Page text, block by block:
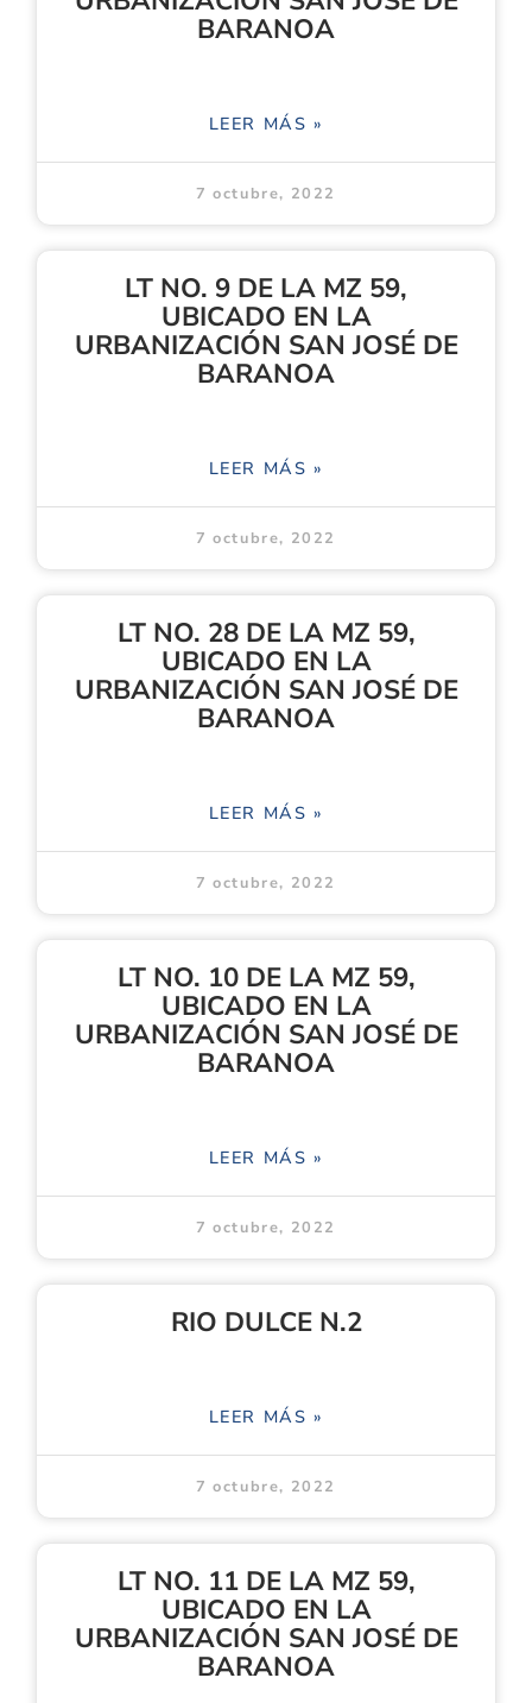
BARANOA
LEER MÁS »
7 octubre, 2022
LT NO. 9 DE LA MZ 59,
UBICADO EN LA
URBANIZACIÓN SAN JOSÉ DE
BARANOA
LEER MÁS »
7 octubre, 2022
LT NO. 28 DE LA MZ 59,
UBICADO EN LA
URBANIZACIÓN SAN JOSÉ DE
BARANOA
LEER MÁS »
7 octubre, 2022
LT NO. 10 DE LA MZ 59,
UBICADO EN LA
URBANIZACIÓN SAN JOSÉ DE
BARANOA
LEER MÁS »
7 octubre, 2022
RIO DULCE N.2
LEER MÁS »
7 octubre, 2022
LT NO. 11 DE LA MZ 59,
UBICADO EN LA
URBANIZACIÓN SAN JOSÉ DE
BARANOA